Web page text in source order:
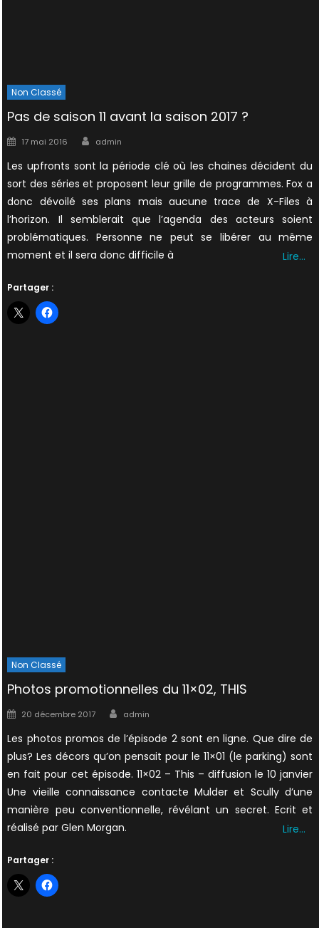
Non Classé
Pas de saison 11 avant la saison 2017 ?
Posted
17 mai 2016 Author
admin
Les upfronts sont la période clé où les chaines décident du
sort des séries et proposent leur grille de programmes. Fox a
donc dévoilé ses plans mais aucune trace de X-Files à
l’horizon. Il semblerait que l’agenda des acteurs soient
problématiques. Personne ne peut se libérer au même
moment et il sera donc difficile à
Lire…
Partager :
Non Classé
Photos promotionnelles du 11×02, THIS
Posted
20 décembre 2017 Author
admin
Les photos promos de l’épisode 2 sont en ligne. Que dire de
plus? Les décors qu’on pensait pour le 11×01 (le parking) sont
en fait pour cet épisode. 11×02 – This – diffusion le 10 janvier
Une vieille connaissance contacte Mulder et Scully d’une
manière peu conventionnelle, révélant un secret. Ecrit et
réalisé par Glen Morgan.
Lire…
Partager :